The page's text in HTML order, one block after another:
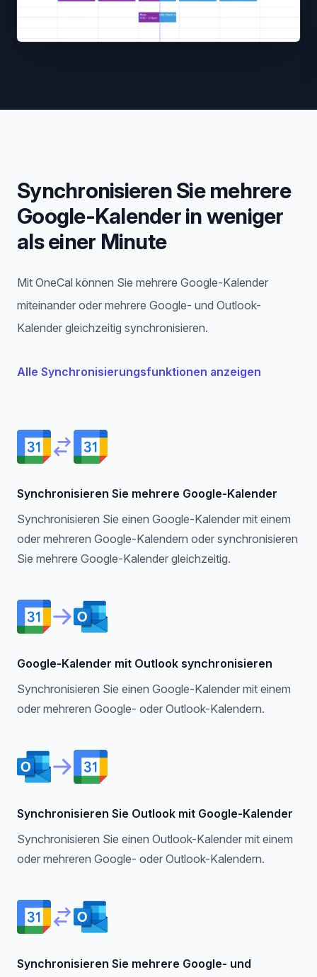
Synchronisieren Sie mehrere
Google-Kalender in weniger
als einer Minute
Mit OneCal können Sie mehrere Google-Kalender
miteinander oder mehrere Google- und Outlook-
Kalender gleichzeitig synchronisieren.
Alle Synchronisierungsfunktionen anzeigen
Synchronisieren Sie mehrere Google-Kalender
Synchronisieren Sie einen Google-Kalender mit einem
oder mehreren Google-Kalendern oder synchronisieren
Sie mehrere Google-Kalender gleichzeitig.
Google-Kalender mit Outlook synchronisieren
Synchronisieren Sie einen Google-Kalender mit einem
oder mehreren Google- oder Outlook-Kalendern.
Synchronisieren Sie Outlook mit Google-Kalender
Synchronisieren Sie einen Outlook-Kalender mit einem
oder mehreren Google- oder Outlook-Kalendern.
Synchronisieren Sie mehrere Google- und